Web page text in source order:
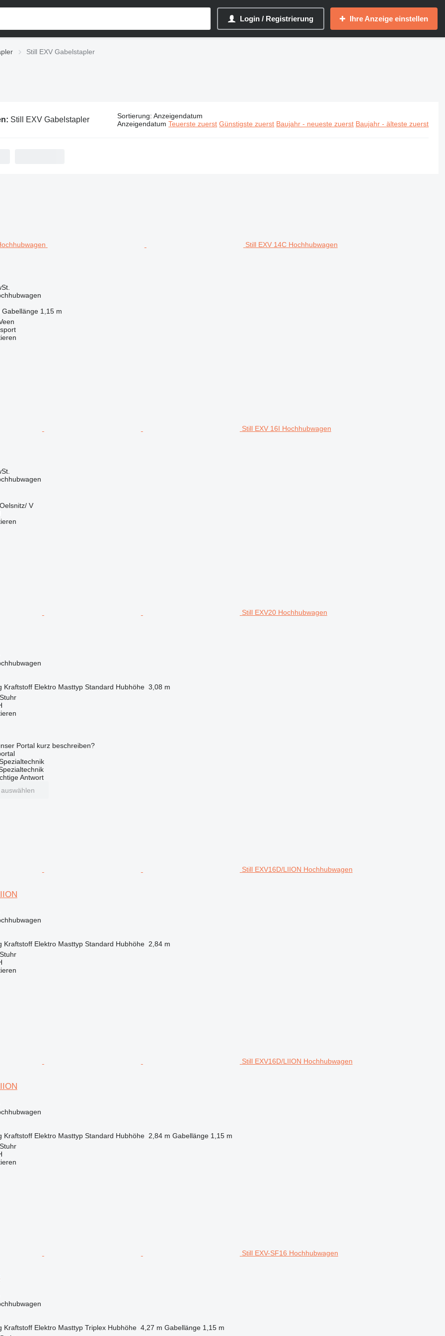
Login / Registrierung Ihre Anzeige einstellen
Still EXV Gabelstapler
Still EXV Gabelstapler Sortierung: Anzeigendatum
Anzeigendatum Teuerste zuerst Günstigste zuerst Baujahr - neueste zuerst Baujahr - älteste zuerst
Still EXV 14C Hochhubwagen
Gabellänge 1,15 m
Still EXV 16I Hochhubwagen
V
Still EXV20 Hochhubwagen
Kraftstoff Elektro Masttyp Standard Hubhöhe 3,08 m
Portal kurz beschreiben?
Antwort
Still EXV16D/LIION Hochhubwagen
Kraftstoff Elektro Masttyp Standard Hubhöhe 2,84 m
Still EXV16D/LIION Hochhubwagen
Kraftstoff Elektro Masttyp Standard Hubhöhe 2,84 m Gabellänge 1,15 m
Still EXV-SF16 Hochhubwagen
Kraftstoff Elektro Masttyp Triplex Hubhöhe 4,27 m Gabellänge 1,15 m